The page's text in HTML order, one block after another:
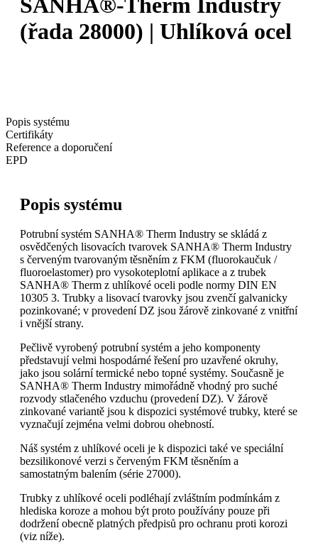
(řada 28000) | Uhlíková ocel
Popis systému
Certifikáty
Reference a doporučení
EPD
Popis systému
Potrubní systém SANHA® Therm Industry se skládá z
osvědčených lisovacích tvarovek SANHA® Therm Industry
s červeným tvarovaným těsněním z FKM (fluorokaučuk /
fluoroelastomer) pro vysokoteplotní aplikace a z trubek
SANHA® Therm z uhlíkové oceli podle normy DIN EN
10305 3. Trubky a lisovací tvarovky jsou zvenčí galvanicky
pozinkované; v provedení DZ jsou žárově zinkované z vnitřní
i vnější strany.
Pečlivě vyrobený potrubní systém a jeho komponenty
představují velmi hospodárné řešení pro uzavřené okruhy,
jako jsou solární termické nebo topné systémy. Současně je
SANHA® Therm Industry mimořádně vhodný pro suché
rozvody stlačeného vzduchu (provedení DZ). V žárově
zinkované variantě jsou k dispozici systémové trubky, které se
vyznačují zejména velmi dobrou ohebností.
Náš systém z uhlíkové oceli je k dispozici také ve speciální
bezsilikonové verzi s červeným FKM těsněním a
samostatným balením (série 27000).
Trubky z uhlíkové oceli podléhají zvláštním podmínkám z
hlediska koroze a mohou být proto používány pouze při
dodržení obecně platných předpisů pro ochranu proti korozi
(viz níže).